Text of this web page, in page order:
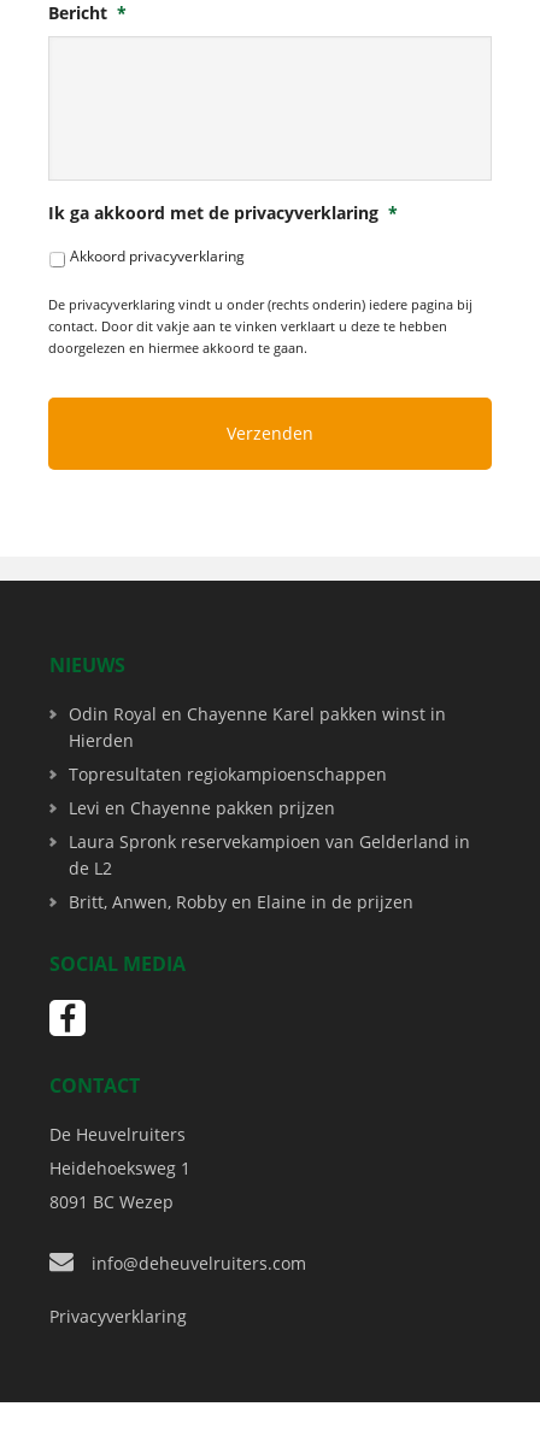
Bericht *
Ik ga akkoord met de privacyverklaring *
Akkoord privacyverklaring
De privacyverklaring vindt u onder (rechts onderin) iedere pagina bij
contact. Door dit vakje aan te vinken verklaart u deze te hebben
doorgelezen en hiermee akkoord te gaan.
NIEUWS
Odin Royal en Chayenne Karel pakken winst in
Hierden
Topresultaten regiokampioenschappen
Levi en Chayenne pakken prijzen
Laura Spronk reservekampioen van Gelderland in
de L2
Britt, Anwen, Robby en Elaine in de prijzen
SOCIAL MEDIA
CONTACT
De Heuvelruiters
Heidehoeksweg 1
8091 BC Wezep
info@deheuvelruiters.com
Privacyverklaring